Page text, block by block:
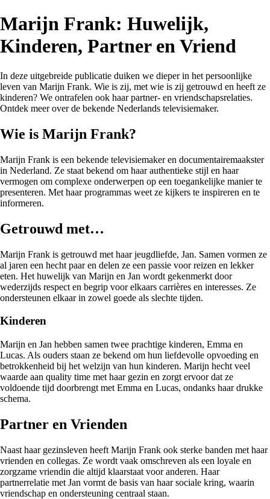
Marijn Frank: Huwelijk,
Kinderen, Partner en Vriend
In deze uitgebreide publicatie duiken we dieper in het persoonlijke
leven van Marijn Frank. Wie is zij, met wie is zij getrouwd en heeft ze
kinderen? We ontrafelen ook haar partner- en vriendschapsrelaties.
Ontdek meer over de bekende Nederlands televisiemaker.
Wie is Marijn Frank?
Marijn Frank is een bekende televisiemaker en documentairemaakster
in Nederland. Ze staat bekend om haar authentieke stijl en haar
vermogen om complexe onderwerpen op een toegankelijke manier te
presenteren. Met haar programmas weet ze kijkers te inspireren en te
informeren.
Getrouwd met…
Marijn Frank is getrouwd met haar jeugdliefde, Jan. Samen vormen ze
al jaren een hecht paar en delen ze een passie voor reizen en lekker
eten. Het huwelijk van Marijn en Jan wordt gekenmerkt door
wederzijds respect en begrip voor elkaars carrières en interesses. Ze
ondersteunen elkaar in zowel goede als slechte tijden.
Kinderen
Marijn en Jan hebben samen twee prachtige kinderen, Emma en
Lucas. Als ouders staan ze bekend om hun liefdevolle opvoeding en
betrokkenheid bij het welzijn van hun kinderen. Marijn hecht veel
waarde aan quality time met haar gezin en zorgt ervoor dat ze
voldoende tijd doorbrengt met Emma en Lucas, ondanks haar drukke
schema.
Partner en Vrienden
Naast haar gezinsleven heeft Marijn Frank ook sterke banden met haar
vrienden en collegas. Ze wordt vaak omschreven als een loyale en
zorgzame vriendin die altijd klaarstaat voor anderen. Haar
partnerrelatie met Jan vormt de basis van haar sociale kring, waarin
vriendschap en ondersteuning centraal staan.